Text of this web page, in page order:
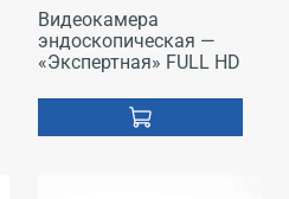
Видеокамера
эндоскопическая —
«Экспертная» FULL HD